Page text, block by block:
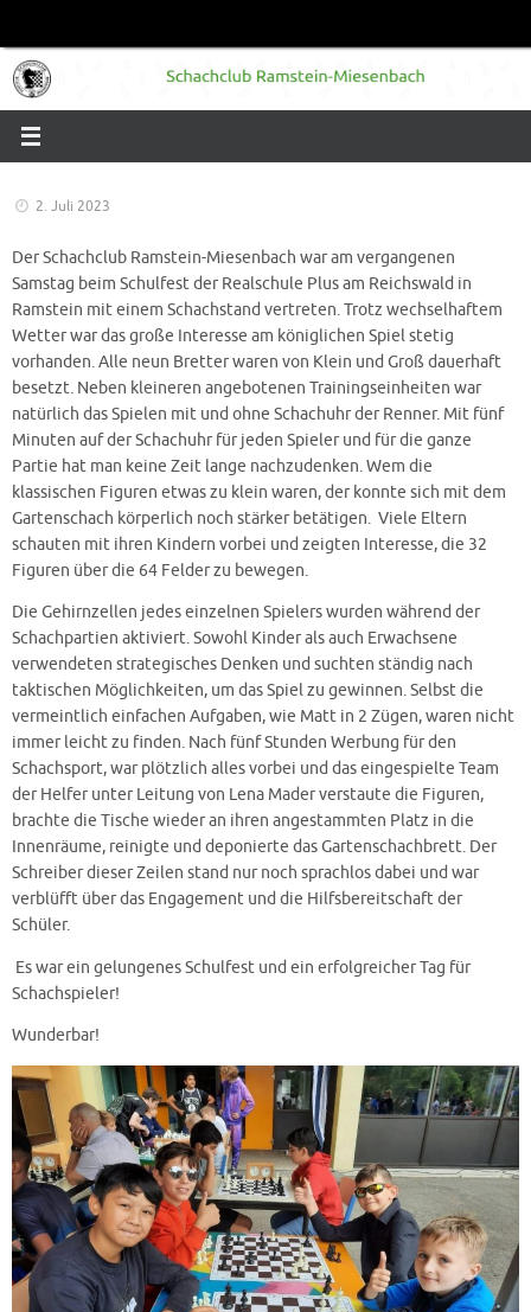
springen
2. Juli 2023
Der Schachclub Ramstein-Miesenbach war am vergangenen
Samstag beim Schulfest der Realschule Plus am Reichswald in
Ramstein mit einem Schachstand vertreten. Trotz wechselhaftem
Wetter war das große Interesse am königlichen Spiel stetig
vorhanden. Alle neun Bretter waren von Klein und Groß dauerhaft
besetzt. Neben kleineren angebotenen Trainingseinheiten war
natürlich das Spielen mit und ohne Schachuhr der Renner. Mit fünf
Minuten auf der Schachuhr für jeden Spieler und für die ganze
Partie hat man keine Zeit lange nachzudenken. Wem die
klassischen Figuren etwas zu klein waren, der konnte sich mit dem
Gartenschach körperlich noch stärker betätigen. Viele Eltern
schauten mit ihren Kindern vorbei und zeigten Interesse, die 32
Figuren über die 64 Felder zu bewegen.
Die Gehirnzellen jedes einzelnen Spielers wurden während der
Schachpartien aktiviert. Sowohl Kinder als auch Erwachsene
verwendeten strategisches Denken und suchten ständig nach
taktischen Möglichkeiten, um das Spiel zu gewinnen. Selbst die
vermeintlich einfachen Aufgaben, wie Matt in 2 Zügen, waren nicht
immer leicht zu finden. Nach fünf Stunden Werbung für den
Schachsport, war plötzlich alles vorbei und das eingespielte Team
der Helfer unter Leitung von Lena Mader verstaute die Figuren,
brachte die Tische wieder an ihren angestammten Platz in die
Innenräume, reinigte und deponierte das Gartenschachbrett. Der
Schreiber dieser Zeilen stand nur noch sprachlos dabei und war
verblüfft über das Engagement und die Hilfsbereitschaft der
Schüler.
Es war ein gelungenes Schulfest und ein erfolgreicher Tag für
Schachspieler!
Wunderbar!